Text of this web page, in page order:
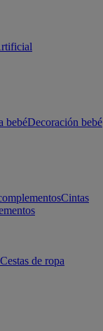
bebéDecoración bebé
Cintas
Cestas de ropa